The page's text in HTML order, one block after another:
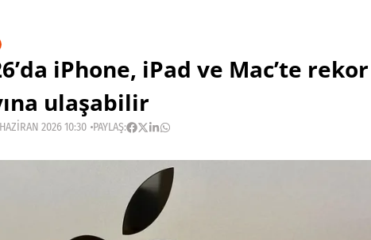
iPhone, iPad ve Mac’te rekor
ulaşabilir
2026 10:30 PAYLAŞ: